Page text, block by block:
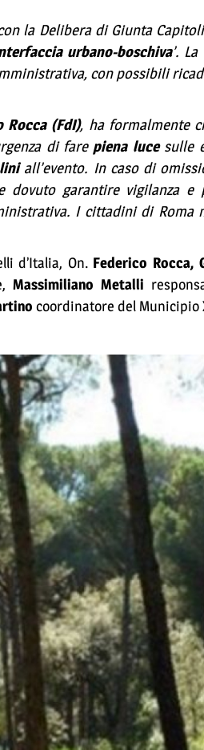
la Delibera di Giunta
urbano-boschiva’.
con possibili
Rocca (FdI), ha formalmente
di fare piena lucesulle
all’evento. In caso di
garantire vigilanza e
I cittadini di Roma
d’Italia, On.Federico Rocca,
Massimiliano Metalli
coordinatore del Municipio